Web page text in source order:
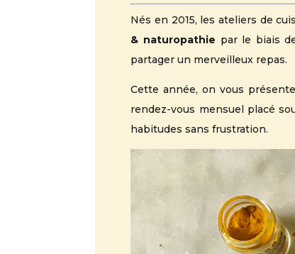
Nés en 2015, les ateliers de
& naturopathie par le biais
partager un merveilleux repas.
Cette année, on vous
rendez-vous mensuel placé
habitudes sans frustration.